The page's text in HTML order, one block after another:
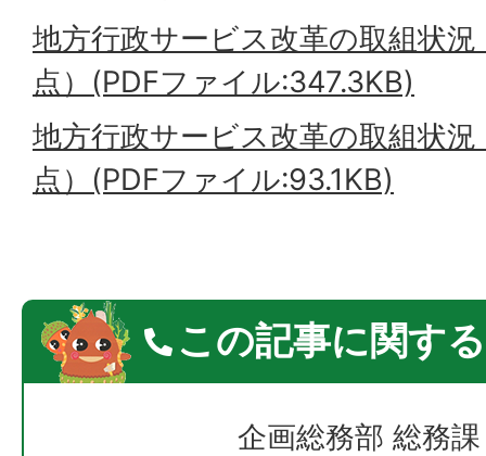
地方行政サービス改革の取組状
点）(PDFファイル:347.3KB)
地方行政サービス改革の取組状
点）(PDFファイル:93.1KB)
この記事に関す
企画総務部 総務